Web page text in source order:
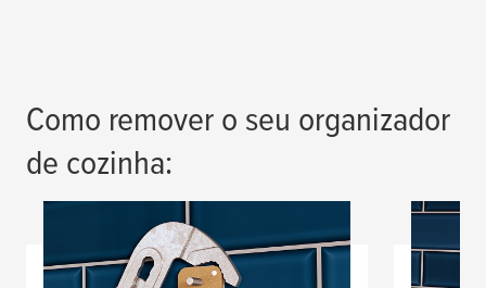
Como remover o seu organizador
de cozinha: